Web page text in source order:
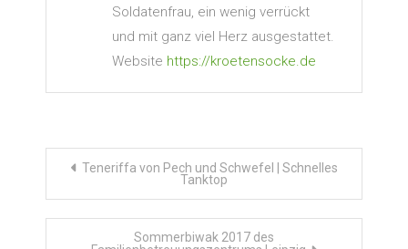
Soldatenfrau, ein wenig verrückt
und mit ganz viel Herz ausgestattet.
Website https://kroetensocke.de
Beitragsnavigation
Teneriffa von Pech und Schwefel | Schnelles
Tanktop
Sommerbiwak 2017 des